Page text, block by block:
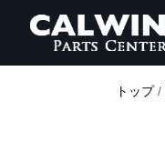
トップ/